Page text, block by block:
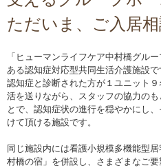
ただいま、ご入居
「ヒューマンライフケア中村橋グル
ある認知症対応型共同生活介護施設で
認知症と診断された方が１ユニット
活を送りながら、スタッフの協力の
とで、認知症状の進行を穏やかにし
けて頂ける施設です。
同じ施設内には看護小規模多機能型
村橋の宿」を併設し、さまざまなご